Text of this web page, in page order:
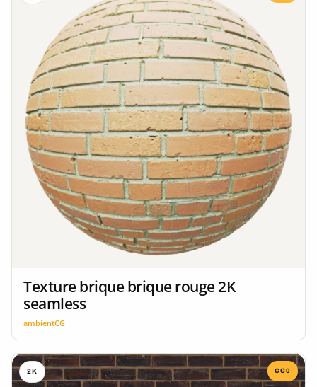
Texture brique brique rouge 2K
seamless
ambientCG
2K CC0